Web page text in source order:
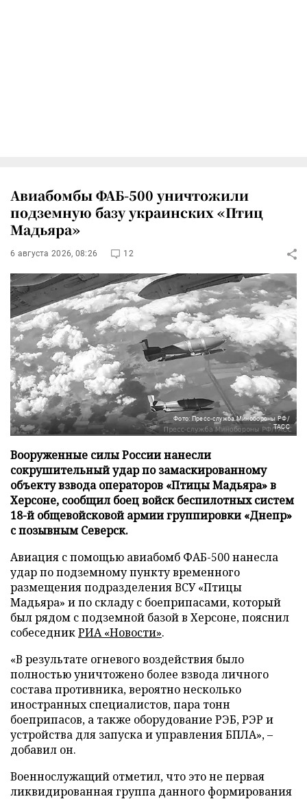
Авиабомбы ФАБ-500 уничтожили
подземную базу украинских «Птиц
Мадьяра»
6 августа 2026, 08:26 12
Фото: Пресс-служба Минобороны РФ/
ТАСС
Вооруженные силы России нанесли
сокрушительный удар по замаскированному
объекту взвода операторов «Птицы Мадьяра» в
Херсоне, сообщил боец войск беспилотных систем
18-й общевойсковой армии группировки «Днепр»
с позывным Северск.
Авиация с помощью авиабомб ФАБ-500 нанесла
удар по подземному пункту временного
размещения подразделения ВСУ «Птицы
Мадьяра» и по складу с боеприпасами, который
был рядом с подземной базой в Херсоне, пояснил
собеседникРИА «Новости».
«В результате огневого воздействия было
полностью уничтожено более взвода личного
состава противника, вероятно несколько
иностранных специалистов, пара тонн
боеприпасов, а также оборудование РЭБ, РЭР и
устройства для запуска и управления БПЛА», –
добавил он.
Военнослужащий отметил, что это не первая
ликвидированная группа данного формирования